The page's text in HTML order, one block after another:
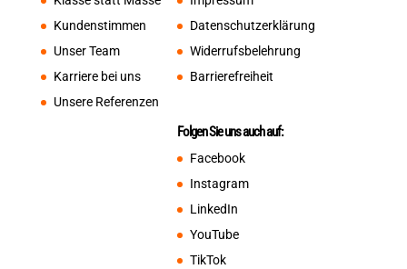
Kundenstimmen
Unser Team
Karriere bei uns
Unsere Referenzen
Datenschutzerklärung
Widerrufsbelehrung
Barrierefreiheit
Folgen Sie uns auch auf:
Facebook
Instagram
LinkedIn
YouTube
TikTok